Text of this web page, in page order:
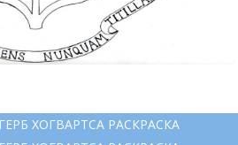
ХОГВАРТСА РАСКРАСКА